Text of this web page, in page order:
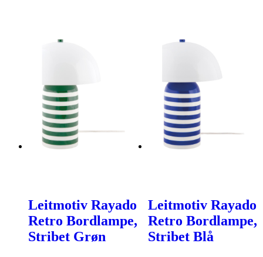
Leitmotiv Rayado
Retro Bordlampe,
Stribet Grøn
Leitmotiv Rayado
Retro Bordlampe,
Stribet Blå